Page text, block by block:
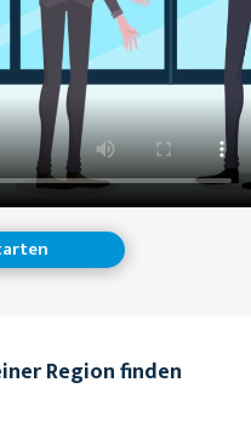
Region finden